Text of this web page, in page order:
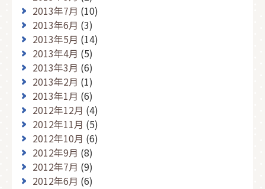
2013年7月 (10)
2013年6月 (3)
2013年5月 (14)
2013年4月 (5)
2013年3月 (6)
2013年2月 (1)
2013年1月 (6)
2012年12月 (4)
2012年11月 (5)
2012年10月 (6)
2012年9月 (8)
2012年7月 (9)
2012年6月 (6)